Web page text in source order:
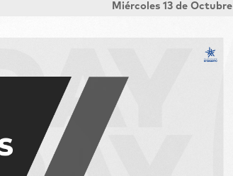
Miércoles 13 de Octubre